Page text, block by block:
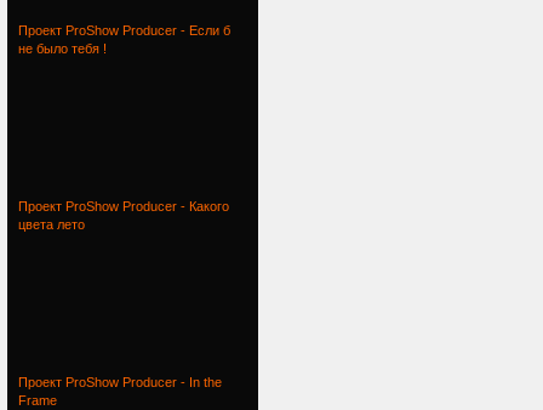
Проект ProShow Producer - Если б
не было тебя !
Проект ProShow Producer - Какого
цвета лето
Проект ProShow Producer - In the
Frame